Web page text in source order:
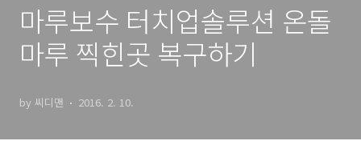
마루보수 터치업솔루션 온돌
마루 찍힌곳 복구하기
by 씨디맨 2016. 2. 10.